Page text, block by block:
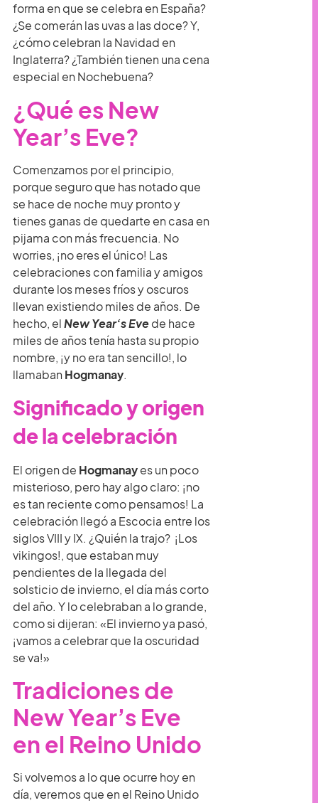
forma en que se celebra en España?
¿Se comerán las uvas a las doce? Y,
¿cómo celebran la Navidad en
Inglaterra? ¿También tienen una cena
especial en Nochebuena?
¿Qué es New
Year’s Eve?
Comenzamos por el principio,
porque seguro que has notado que
se hace de noche muy pronto y
tienes ganas de quedarte en casa en
pijama con más frecuencia. No
worries, ¡no eres el único! Las
celebraciones con familia y amigos
durante los meses fríos y oscuros
llevan existiendo miles de años. De
hecho, elNew Year’s Evede hace
miles de años tenía hasta su propio
nombre, ¡y no era tan sencillo!, lo
llamaban Hogmanay.
Significado y origen
de la celebración
El origen de Hogmanayes un poco
misterioso, pero hay algo claro: ¡no
es tan reciente como pensamos! La
celebración llegó a Escocia entre los
siglos VIII y IX. ¿Quién la trajo? ¡Los
vikingos!, que estaban muy
pendientes de la llegada del
solsticio de invierno, el día más corto
del año. Y lo celebraban a lo grande,
como si dijeran: «El invierno ya pasó,
¡vamos a celebrar que la oscuridad
se va!»
Tradiciones de
New Year’s Eve
en el Reino Unido
Si volvemos a lo que ocurre hoy en
día, veremos que en el Reino Unido